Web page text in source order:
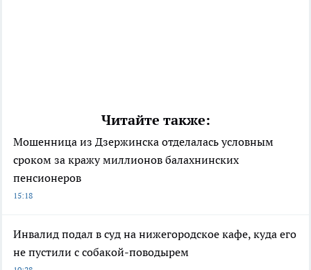
Читайте также:
Мошенница из Дзержинска отделалась условным
сроком за кражу миллионов балахнинских
пенсионеров
15:18
Инвалид подал в суд на нижегородское кафе, куда его
не пустили с собакой-поводырем